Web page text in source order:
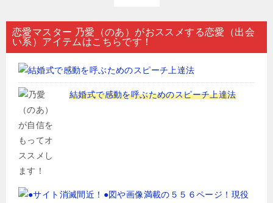
恋愛マスター 乃愛（のあ）がおススメする恋愛（出会
い系）アイテムはこちらです！
結婚式で感動を呼ぶためのスピーチ上達法